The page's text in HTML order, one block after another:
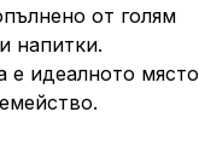
от голям
напитки.
е идеалното място